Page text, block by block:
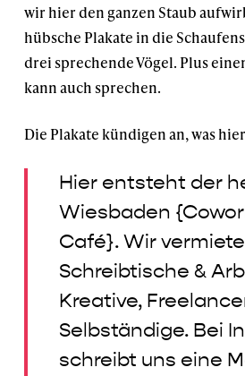
wir hier den ganzen Staub
hübsche Plakate in die
drei sprechende Vögel. Plus
kann auch sprechen.
Die Plakate kündigen an, was
Hier entsteht der
Wiesbaden
Café}. Wir
Schreibtische &
Kreative,
Selbständige. Bei
schreibt uns eine